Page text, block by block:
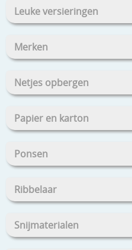
Leuke versieringen
Merken
Netjes opbergen
Papier en karton
Ponsen
Ribbelaar
Snijmaterialen